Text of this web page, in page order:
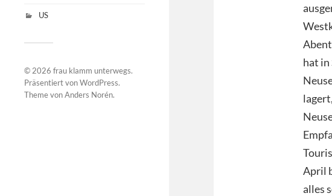
US
© 2026 frau klamm unterwegs.
Präsentiert vonWordPress.
Theme vonAnders Norén.
hat
April
alles